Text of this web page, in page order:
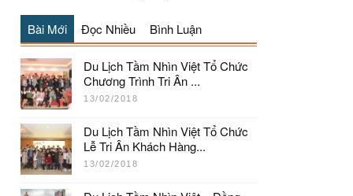
Bài Mới Đọc Nhiều Bình Luận
Du Lịch Tầm Nhìn Việt Tổ Chức
Chương Trình Tri Ân ...
13/02/2018
Du Lịch Tầm Nhìn Việt Tổ Chức
Lễ Tri Ân Khách Hàng...
13/02/2018